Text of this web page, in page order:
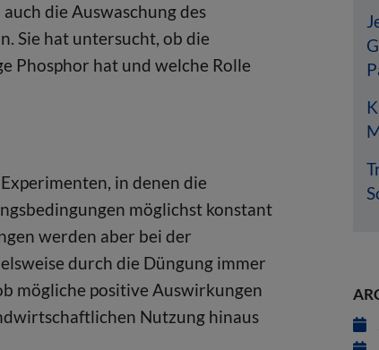
die Auswaschung des
Sie hat untersucht, ob die
Phosphor hat und welche Rolle
in denen die
möglichst konstant
werden aber bei der
durch die Düngung immer
mögliche positive Auswirkungen
Nutzung hinaus